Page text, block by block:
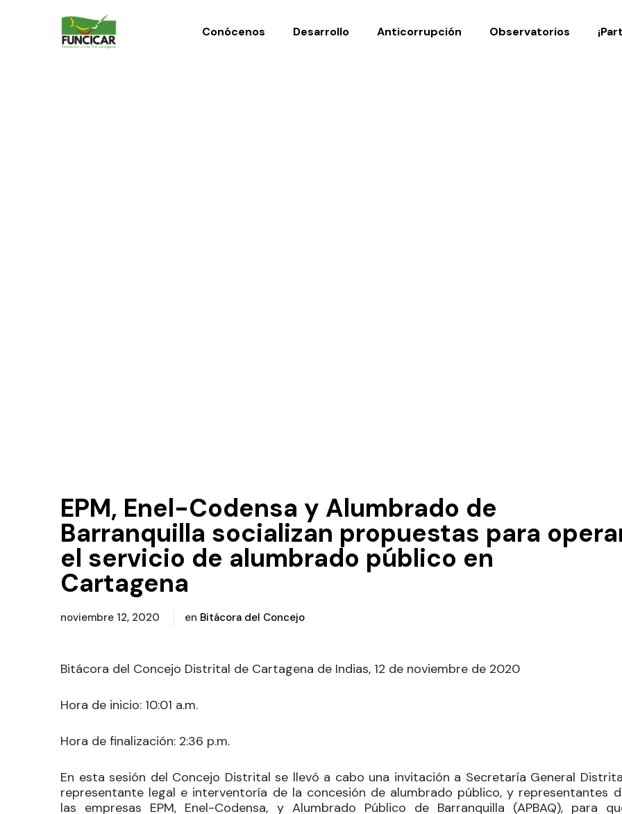
Conócenos Desarrollo Anticorrupción Observatorios
EPM, Enel-Codensa y Alumbrado de
Barranquilla socializan propuestas para
el servicio de alumbrado público en
Cartagena
noviembre 12, 2020 en Bitácora del Concejo
Bitácora del Concejo Distrital de Cartagena de Indias, 12 de noviembre de 2020
Hora de inicio: 10:01 a.m.
Hora de finalización: 2:36 p.m.
En esta sesión del Concejo Distrital se llevó a cabo una invitación a Secretaría General
representante legal e interventoría de la concesión de alumbrado público, y representantes
las empresas EPM, Enel-Codensa, y Alumbrado Público de Barranquilla (APBAQ), para